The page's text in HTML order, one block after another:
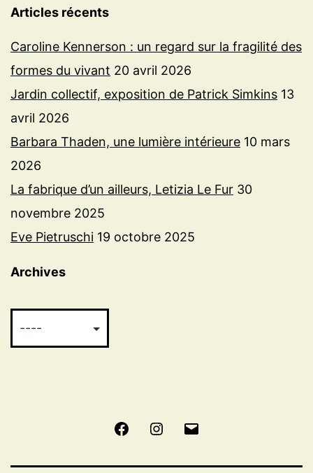
Articles récents
Caroline Kennerson : un regard sur la fragilité des
formes du vivant 20 avril 2026
Jardin collectif, exposition de Patrick Simkins 13
avril 2026
Barbara Thaden, une lumière intérieure 10 mars
2026
La fabrique d’un ailleurs, Letizia Le Fur 30
novembre 2025
Eve Pietruschi 19 octobre 2025
Archives
FacebookInstagram